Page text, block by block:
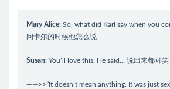
Mary Alice: So, what did Karl say when you
问卡尔的时候他怎么说
Susan: You’ll love this. He said… 说出来都可
——>>”It doesn’t mean anything. It was just